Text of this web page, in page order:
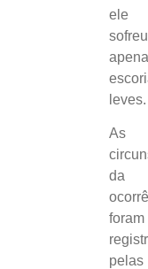
ele
sofreu
leves.
As
da
foram
pelas